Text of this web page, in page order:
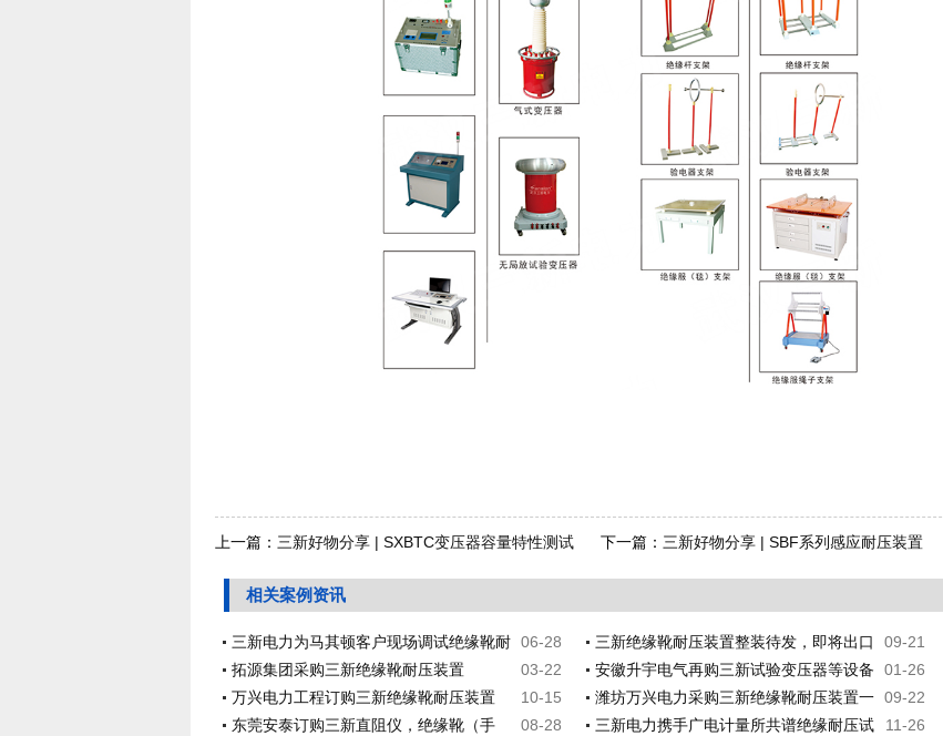
上一篇： 三新好物分享 | SXBTC变压器容量特性测试
下一篇： 三新好物分享 | SBF系列感应耐压装置
相关案例资讯
06-28
三新电力为马其顿客户现场调试绝缘靴耐
压装置
09-21
三新绝缘靴耐压装置整装待发，即将出口
海外
03-22
拓源集团采购三新绝缘靴耐压装置 01-26
安徽升宇电气再购三新试验变压器等设备
10-15
万兴电力工程订购三新绝缘靴耐压装置 09-22
潍坊万兴电力采购三新绝缘靴耐压装置一
套
08-28
东莞安泰订购三新直阻仪，绝缘靴（手
11-26
三新电力携手广电计量所共谱绝缘耐压试